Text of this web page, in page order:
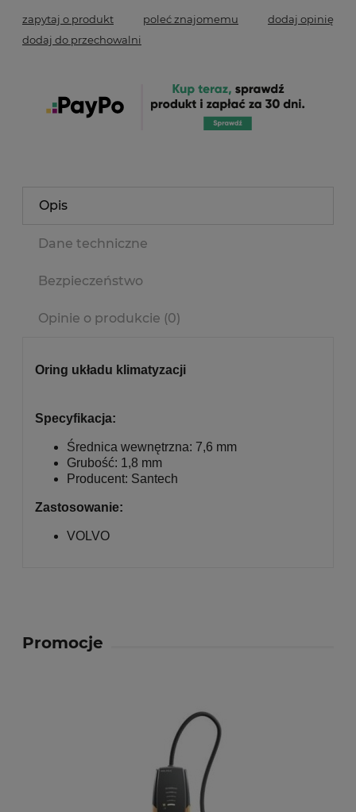
zapytaj o produkt poleć znajomemu
dodaj opinię
dodaj do przechowalni
Opis
Dane techniczne
Bezpieczeństwo
Opinie o produkcie (0)
Oring układu klimatyzacji
Specyfikacja:
Średnica wewnętrzna: 7,6 mm
Grubość: 1,8 mm
Producent: Santech
Zastosowanie:
VOLVO
Promocje